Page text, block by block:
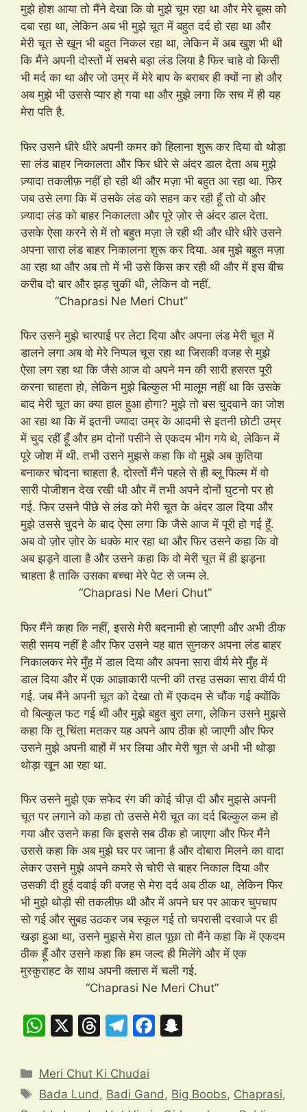
मुझे होश आया तो मैंने देखा कि वो मुझे चूम रहा था और मेरे बूब्स को
दबा रहा था, लेकिन अब भी मुझे चूत में बहुत दर्द हो रहा था और
मेरी चूत से खून भी बहुत निकल रहा था, लेकिन में अब खुश भी थी
कि मैंने अपनी दोस्तों में सबसे बड़ा लंड लिया है फिर चाहे वो किसी
भी मर्द का था और जो उम्र में मेरे बाप के बराबर ही क्यों ना हो और
अब मुझे भी उससे प्यार हो गया था और मुझे लगा कि सच में ही यह
मेरा पति है.
फिर उसने धीरे धीरे अपनी कमर को हिलाना शुरू कर दिया वो थोड़ा
सा लंड बाहर निकालता और फिर धीरे से अंदर डाल देता अब मुझे
ज़्यादा तकलीफ़ नहीं हो रही थी और मज़ा भी बहुत आ रहा था. फिर
जब उसे लगा कि में उसके लंड को सहन कर रही हूँ तो वो और
ज़्यादा लंड को बाहर निकालता और पूरे ज़ोर से अंदर डाल देता.
उसके ऐसा करने से में तो बहुत मज़ा ले रही थी और धीरे धीरे उसने
अपना सारा लंड बाहर निकालना शुरू कर दिया. अब मुझे बहुत मज़ा
आ रहा था और अब तो में भी उसे किस कर रही थी और में इस बीच
करीब दो बार और झड़ चुकी थी, लेकिन वो नहीं.
“Chaprasi Ne Meri Chut”
फिर उसने मुझे चारपाई पर लेटा दिया और अपना लंड मेरी चूत में
डालने लगा अब वो मेरे निप्पल चूस रहा था जिसकी वजह से मुझे
ऐसा लग रहा था कि जैसे आज वो अपने मन की सारी हसरत पूरी
करना चाहता हो, लेकिन मुझे बिल्कुल भी मालूम नहीं था कि उसके
बाद मेरी चूत का क्या हाल हुआ होगा? मुझे तो बस चुदवाने का जोश
आ रहा था कि में इतनी ज्यादा उम्र के आदमी से इतनी छोटी उम्र
में चुद रहीं हूँ और हम दोनों पसीने से एकदम भीग गये थे, लेकिन में
पूरे जोश में थी. तभी उसने मुझसे कहा कि वो मुझे अब कुतिया
बनाकर चोदना चाहता है. दोस्तों मैंने पहले से ही ब्लू फिल्म में वो
सारी पोजीशन देख रखी थी और में तभी अपने दोनों घुटनो पर हो
गई. फिर उसने पीछे से लंड को मेरी चूत के अंदर डाल दिया और
मुझे उससे चुदने के बाद ऐसा लगा कि जैसे आज में पूरी हो गई हूँ.
अब वो ज़ोर ज़ोर के धक्के मार रहा था और फिर उसने कहा कि वो
अब झड़ने वाला है और उसने कहा कि वो मेरी चूत में ही झड़ना
चाहता है ताकि उसका बच्चा मेरे पेट से जन्म ले.
“Chaprasi Ne Meri Chut”
फिर मैंने कहा कि नहीं, इससे मेरी बदनामी हो जाएगी और अभी ठीक
सही समय नहीं है और फिर उसने यह बात सुनकर अपना लंड बाहर
निकालकर मेरे मुँह में डाल दिया और अपना सारा वीर्य मेरे मुँह में
डाल दिया और में एक आज्ञाकारी पत्नी की तरह उसका सारा वीर्य पी
गई. जब मैंने अपनी चूत को देखा तो में एकदम से चौंक गई क्योंकि
वो बिल्कुल फट गई थी और मुझे बहुत बुरा लगा, लेकिन उसने मुझसे
कहा कि तू चिंता मतकर यह अपने आप ठीक हो जाएगी और फिर
उसने मुझे अपनी बाहों में भर लिया और मेरी चूत से अभी भी थोड़ा
थोड़ा खून आ रहा था.
फिर उसने मुझे एक सफेद रंग की कोई चीज़ दी और मुझसे अपनी
चूत पर लगाने को कहा तो उससे मेरी चूत का दर्द बिल्कुल कम हो
गया और उसने कहा कि इससे सब ठीक हो जाएगा और फिर मैंने
उससे कहा कि अब मुझे घर पर जाना है और दोबारा मिलने का वादा
लेकर उसने मुझे अपने कमरे से चोरी से बाहर निकाल दिया और
उसकी दी हुई दवाई की वजह से मेरा दर्द अब ठीक था, लेकिन फिर
भी मुझे थोड़ी सी तकलीफ़ थी और में अपने घर पर आकर चुपचाप
सो गई और सुबह उठकर जब स्कूल गई तो चपरासी दरवाजे पर ही
खड़ा हुआ था, उसने मुझसे मेरा हाल पूछा तो मैंने कहा कि में एकदम
ठीक हूँ और उसने कहा कि हम जल्द ही मिलेंगे और में एक
मुस्कुराहट के साथ अपनी क्लास में चली गई.
“Chaprasi Ne Meri Chut”
W
at
s
X
T
e
a
T
e
gr
F
e p
Categories
Meri Chut Ki Chudai
Tags
Bada Lund , Badi Gand , Big Boobs, Chaprasi,